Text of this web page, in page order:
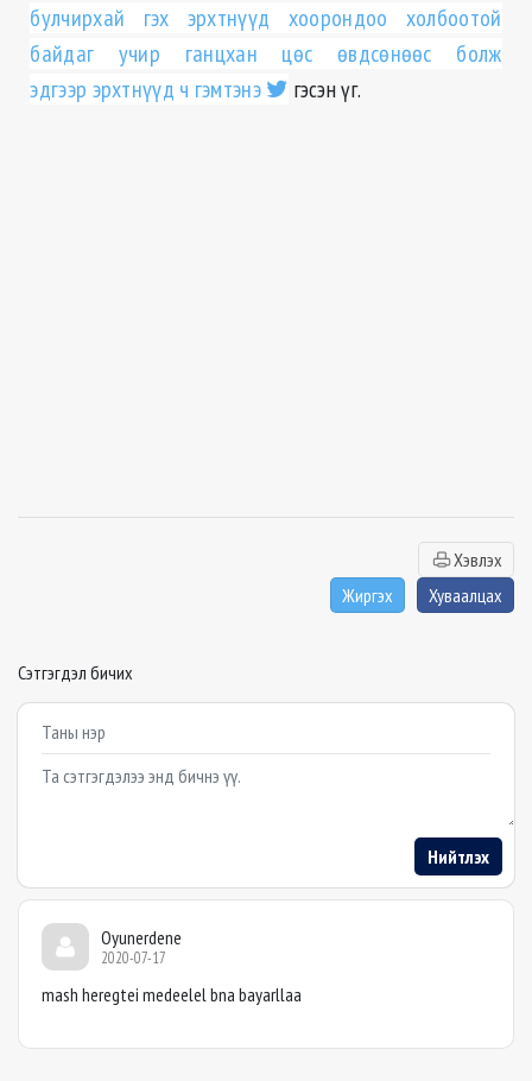
булчирхай гэх эрхтнүүд хоорондоо холбоотой
байдаг учир ганцхан цөс өвдсөнөөс болж
эдгээр эрхтнүүд ч гэмтэнэ
гэсэн үг.
Хэвлэх
Жиргэх
Хуваалцах
Сэтгэгдэл бичих
Example textarea
Нийтлэх
Oyunerdene
2020-07-17
mash heregtei medeelel bna bayarllaa